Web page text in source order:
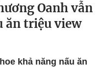
Oanh vẫn
ăn triệu view
khả năng nấu ăn